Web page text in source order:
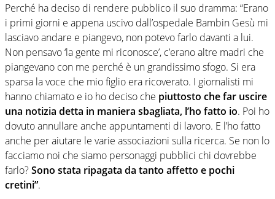
Perché ha deciso di rendere pubblico il suo dramma: “Erano
i primi giorni e appena uscivo dall’ospedale Bambin Gesù mi
lasciavo andare e piangevo, non potevo farlo davanti a lui.
Non pensavo ‘la gente mi riconosce’, c’erano altre madri che
piangevano con me perché è un grandissimo sfogo. Si era
sparsa la voce che mio figlio era ricoverato. I giornalisti mi
hanno chiamato e io ho deciso che piuttosto che far uscire
una notizia detta in maniera sbagliata, l’ho fatto io. Poi ho
dovuto annullare anche appuntamenti di lavoro. E l’ho fatto
anche per aiutare le varie associazioni sulla ricerca. Se non lo
facciamo noi che siamo personaggi pubblici chi dovrebbe
farlo? Sono stata ripagata da tanto affetto e pochi
cretini”.